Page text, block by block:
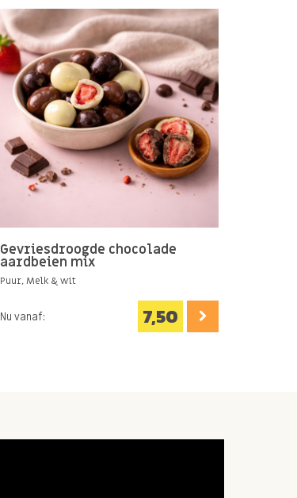
Gevriesdroogde chocolade
aardbeien mix
Puur, Melk & wit
Nu vanaf: 7,50